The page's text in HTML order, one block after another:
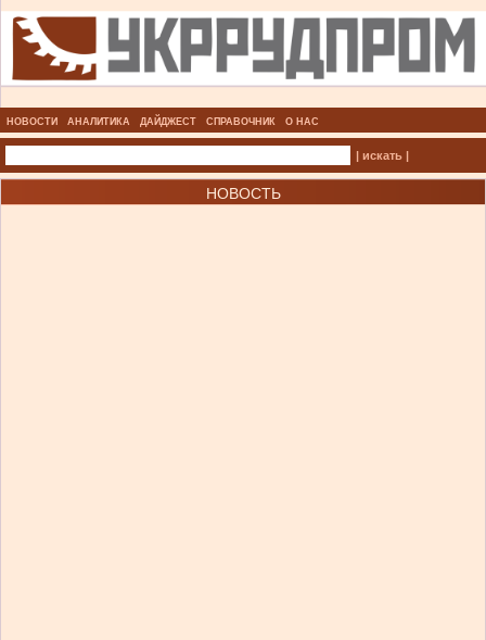
НОВОСТИ АНАЛИТИКА ДАЙДЖЕСТ СПРАВОЧНИК О НАС
| искать |
НОВОСТЬ